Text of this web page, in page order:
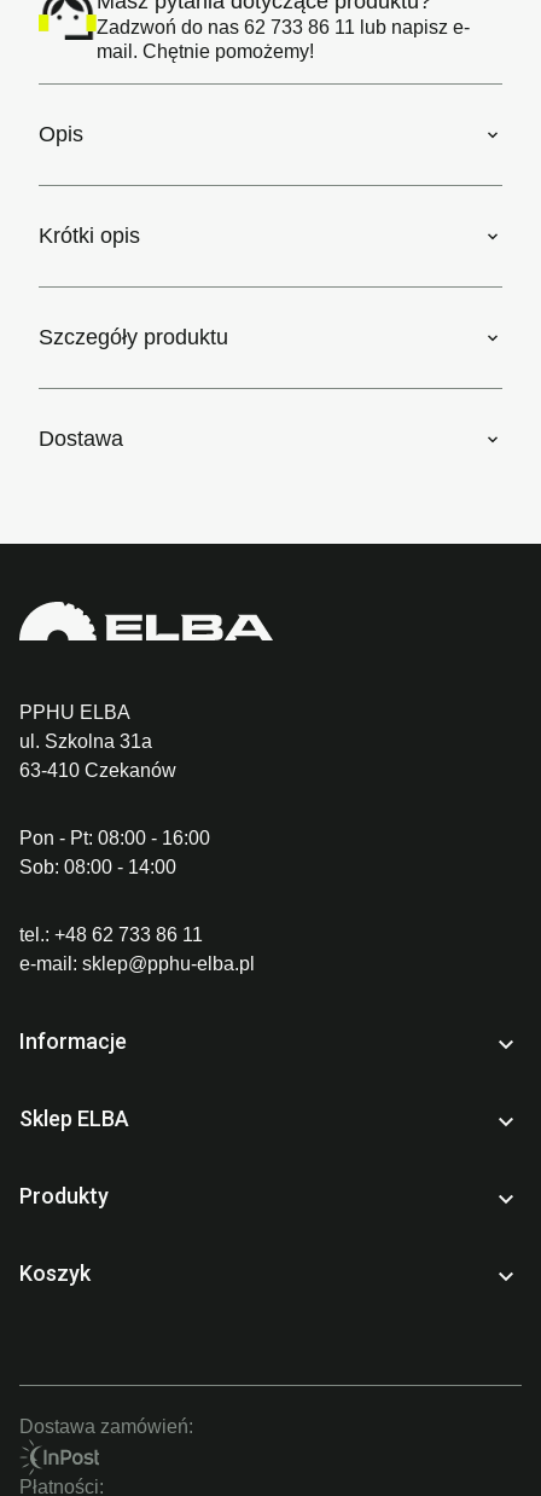
Zadzwoń do nas 62 733 86 11 lub napisz e-
mail. Chętnie pomożemy!
Opis
Krótki opis
Szczegóły produktu
Dostawa
PPHU ELBA
ul. Szkolna 31a
63-410 Czekanów
Pon - Pt: 08:00 - 16:00
Sob: 08:00 - 14:00
tel.: +48 62 733 86 11
e-mail: sklep@pphu-elba.pl
Informacje 
Sklep ELBA 
Produkty 
Koszyk 
Dostawa zamówień:
Płatności: